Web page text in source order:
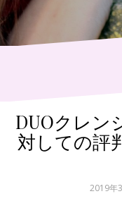
DUOクレン
対しての評
2019年